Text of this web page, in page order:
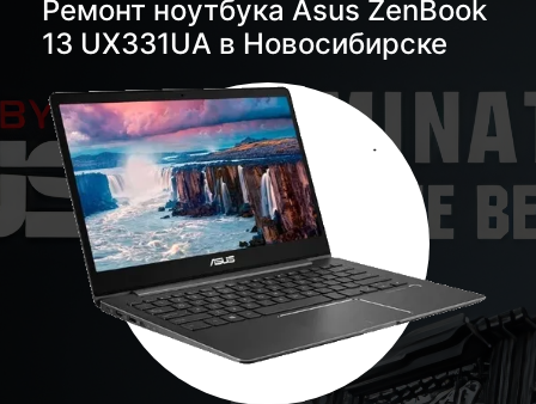
Ремонт ноутбука Asus ZenBook
13 UX331UA в Новосибирске